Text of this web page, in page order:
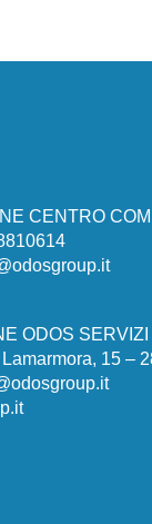
CENTRO
ODOS SERVIZI
15 –